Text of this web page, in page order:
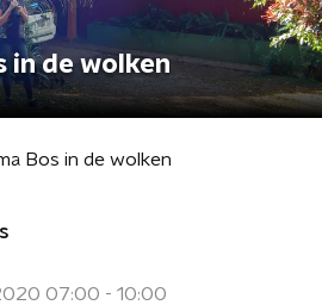
in de wolken
Bos in de wolken
07:00 - 10:00